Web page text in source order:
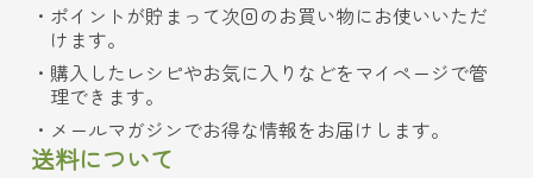
ポイントが貯まって次回のお買い物にお使いいただ
けます。
購入したレシピやお気に入りなどをマイページで管
理できます。
メールマガジンでお得な情報をお届けします。
送料について